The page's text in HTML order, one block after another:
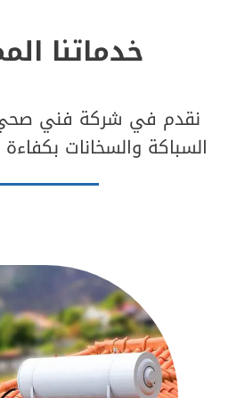
الكويت|
50537612
خدماتنا
نقدم في شركة فني
السباكة والسخانات بكفاءة